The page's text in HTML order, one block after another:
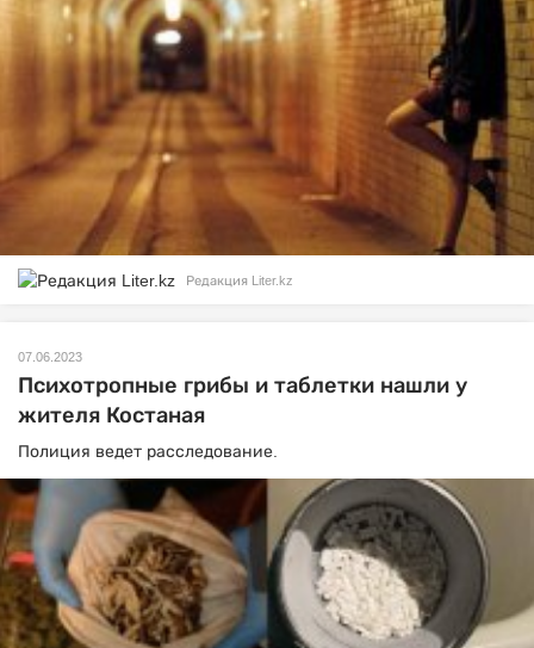
Редакция Liter.kz
07.06.2023
Психотропные грибы и таблетки нашли у
жителя Костаная
Полиция ведет расследование.